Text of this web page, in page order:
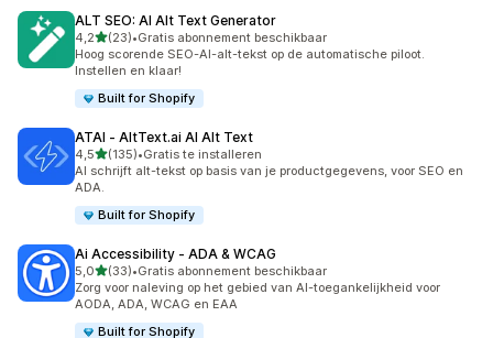
ALT SEO: AI Alt Text Generator
4,2van 5 sterren
(23)
23 recensies in totaal
•Gratis abonnement beschikbaar
Hoog scorende SEO-AI-alt-tekst op de automatische piloot.
Instellen en klaar!
Built for Shopify
ATAI ‑ AltText.ai AI Alt Text
4,5van 5 sterren
(135)
135 recensies in totaal
•Gratis te installeren
AI schrijft alt-tekst op basis van je productgegevens, voor SEO en
ADA.
Built for Shopify
Ai Accessibility ‑ ADA & WCAG
5,0van 5 sterren
(33)
33 recensies in totaal
•Gratis abonnement beschikbaar
Zorg voor naleving op het gebied van AI-toegankelijkheid voor
AODA, ADA, WCAG en EAA
Built for Shopify